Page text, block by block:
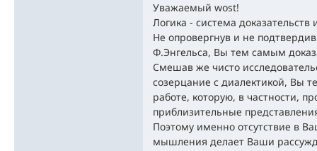
Уважаемый wost!
Логика - система
Не опровергнув и не
Ф.Энгельса, Вы тем самым
Смешав же чисто
созерцание с диалектикой, Вы
работе, которую, в частности,
приблизительные
Поэтому именно отсутствие в
мышления делает Ваши